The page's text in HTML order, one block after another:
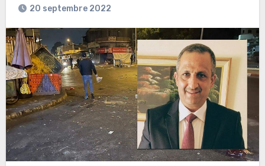
20 septembre 2022